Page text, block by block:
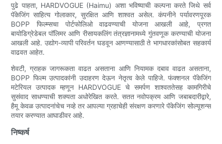
पुढे पाहता, HARDVOGUE (Haimu) अशा भविष्याची कल्पना करते जिथे सर्व
पॅकेजिंग साहित्य गोलाकार, सुरक्षित आणि शाश्वत असेल. कंपनीने पर्यावरणपूरक
BOPP फिल्म्सचा पोर्टफोलिओ वाढवण्याची योजना आखली आहे, प्रगत
बायोडिग्रेडेबल पॉलिमर आणि रीसायकलिंग तंत्रज्ञानामध्ये गुंतवणूक करण्याची योजना
आखली आहे. उद्योग-व्यापी परिवर्तन घडवून आणण्यासाठी ते भागधारकांसोबत सहकार्य
वाढवत आहेत.
शेवटी, ग्राहक जागरूकता वाढत असताना आणि नियामक दबाव वाढत असताना,
BOPP फिल्म उत्पादकांनी उदाहरण देऊन नेतृत्व केले पाहिजे. फंक्शनल पॅकेजिंग
मटेरियल उत्पादक म्हणून HARDVOGUE चे समर्पण शाश्वततेसह कामगिरीचे
सुसंवाद साधण्याची शक्यता अधोरेखित करते. सतत नवोपक्रम आणि जबाबदारीद्वारे,
हैमू केवळ उत्पादनांचेच नव्हे तर आपल्या ग्रहाचेही संरक्षण करणारे पॅकेजिंग सोल्यूशन्स
तयार करण्यात आघाडीवर आहे.
निष्कर्ष